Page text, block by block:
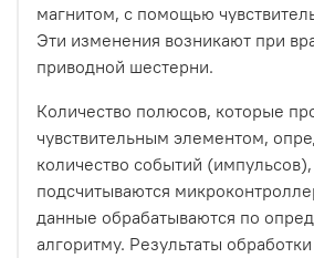
магнитом, с помощью
Эти изменения возникают при
приводной шестерни.
Количество полюсов, которые
чувствительным элементом,
количество событий
подсчитываются
данные обрабатываются по
алгоритму. Результаты